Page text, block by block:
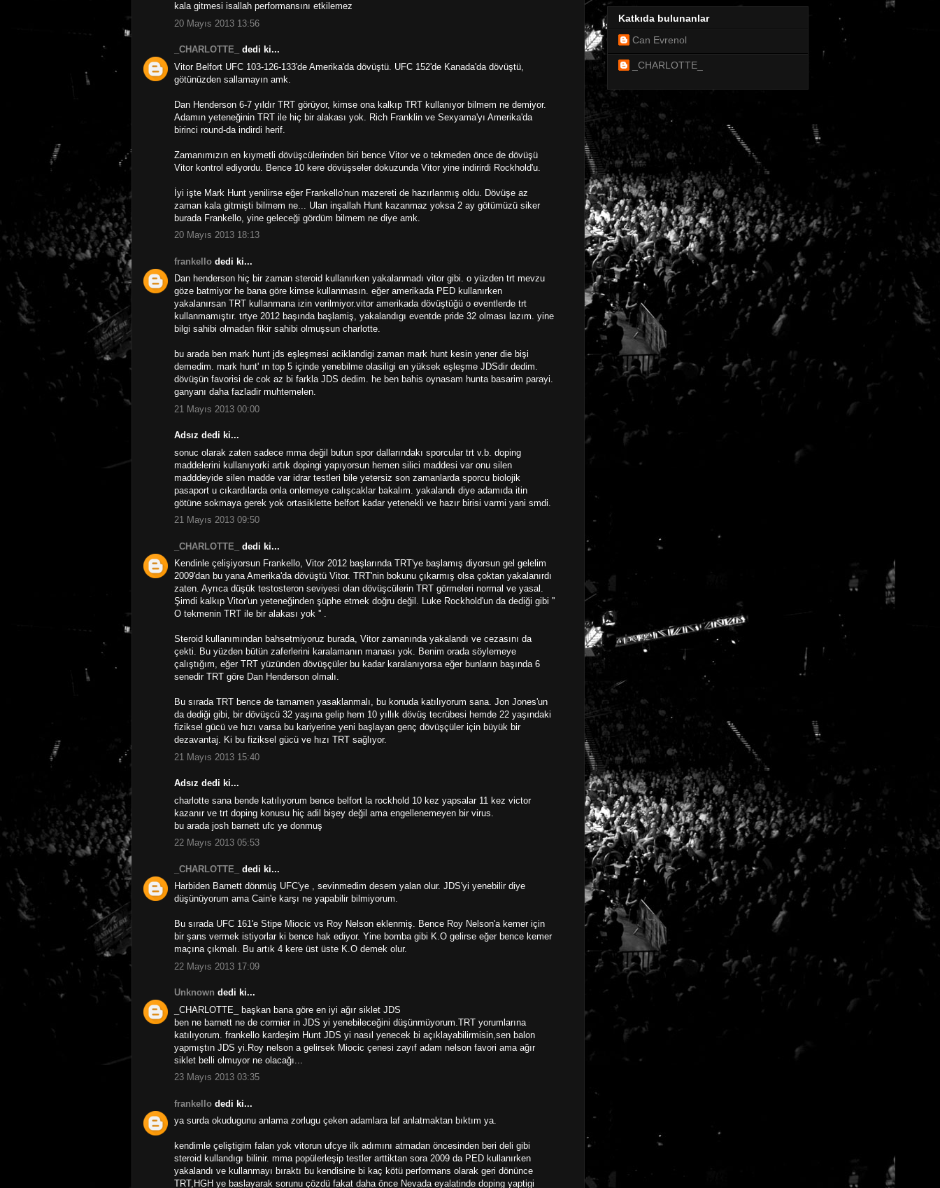
kala gitmesi isallah performansını etkilemez
20 Mayıs 2013 13:56
_CHARLOTTE_
dedi ki...
Vitor Belfort UFC 103-126-133'de Amerika'da dövüştü. UFC 152'de Kanada'da dövüştü,
götünüzden sallamayın amk.
Dan Henderson 6-7 yıldır TRT görüyor, kimse ona kalkıp TRT kullanıyor bilmem ne demiyor.
Adamın yeteneğinin TRT ile hiç bir alakası yok. Rich Franklin ve Sexyama'yı Amerika'da
birinci round-da indirdi herif.
Zamanımızın en kıymetli dövüşcülerinden biri bence Vitor ve o tekmeden önce de dövüşü
Vitor kontrol ediyordu. Bence 10 kere dövüşseler dokuzunda Vitor yine indirirdi Rockhold'u.
İyi işte Mark Hunt yenilirse eğer Frankello'nun mazereti de hazırlanmış oldu. Dövüşe az
zaman kala gitmişti bilmem ne... Ulan inşallah Hunt kazanmaz yoksa 2 ay götümüzü siker
burada Frankello, yine geleceği gördüm bilmem ne diye amk.
20 Mayıs 2013 18:13
frankello dedi ki...
Dan henderson hiç bir zaman steroid kullanırken yakalanmadı vitor gibi. o yüzden trt mevzu
göze batmiyor he bana göre kimse kullanmasın. eğer amerikada PED kullanırken
yakalanırsan TRT kullanmana izin verilmiyor.vitor amerikada dövüştüğü o eventlerde trt
kullanmamıştır. trtye 2012 başında başlamiş, yakalandıgı eventde pride 32 olması lazım. yine
bilgi sahibi olmadan fikir sahibi olmuşsun charlotte.
bu arada ben mark hunt jds eşleşmesi aciklandigi zaman mark hunt kesin yener die bişi
demedim. mark hunt' ın top 5 içinde yenebilme olasiligi en yüksek eşleşme JDSdir dedim.
dövüşün favorisi de cok az bi farkla JDS dedim. he ben bahis oynasam hunta basarim parayi.
ganyanı daha fazladir muhtemelen.
21 Mayıs 2013 00:00
Adsız dedi ki...
sonuc olarak zaten sadece mma değil butun spor dallarındakı sporcular trt v.b. doping
maddelerini kullanıyorki artık dopingi yapıyorsun hemen silici maddesi var onu silen
madddeyide silen madde var idrar testleri bile yetersiz son zamanlarda sporcu biolojik
pasaport u cıkardılarda onla onlemeye calışcaklar bakalım. yakalandı diye adamıda itin
götüne sokmaya gerek yok ortasiklette belfort kadar yetenekli ve hazır birisi varmi yani smdi.
21 Mayıs 2013 09:50
_CHARLOTTE_
dedi ki...
Kendinle çelişiyorsun Frankello, Vitor 2012 başlarında TRT'ye başlamış diyorsun gel gelelim
2009'dan bu yana Amerika'da dövüştü Vitor. TRT'nin bokunu çıkarmış olsa çoktan yakalanırdı
zaten. Ayrıca düşük testosteron seviyesi olan dövüşcülerin TRT görmeleri normal ve yasal.
Şimdi kalkıp Vitor'un yeteneğinden şüphe etmek doğru değil. Luke Rockhold'un da dediği gibi ''
O tekmenin TRT ile bir alakası yok '' .
Steroid kullanımından bahsetmiyoruz burada, Vitor zamanında yakalandı ve cezasını da
çekti. Bu yüzden bütün zaferlerini karalamanın manası yok. Benim orada söylemeye
çalıştığım, eğer TRT yüzünden dövüşçüler bu kadar karalanıyorsa eğer bunların başında 6
senedir TRT göre Dan Henderson olmalı.
Bu sırada TRT bence de tamamen yasaklanmalı, bu konuda katılıyorum sana. Jon Jones'un
da dediği gibi, bir dövüşcü 32 yaşına gelip hem 10 yıllık dövüş tecrübesi hemde 22 yaşındaki
fiziksel gücü ve hızı varsa bu kariyerine yeni başlayan genç dövüşçüler için büyük bir
dezavantaj. Ki bu fiziksel gücü ve hızı TRT sağlıyor.
21 Mayıs 2013 15:40
Adsız dedi ki...
charlotte sana bende katılıyorum bence belfort la rockhold 10 kez yapsalar 11 kez victor
kazanır ve trt doping konusu hiç adil bişey değil ama engellenemeyen bir virus.
bu arada josh barnett ufc ye donmuş
22 Mayıs 2013 05:53
_CHARLOTTE_
dedi ki...
Harbiden Barnett dönmüş UFC'ye , sevinmedim desem yalan olur. JDS'yi yenebilir diye
düşünüyorum ama Cain'e karşı ne yapabilir bilmiyorum.
Bu sırada UFC 161'e Stipe Miocic vs Roy Nelson eklenmiş. Bence Roy Nelson'a kemer için
bir şans vermek istiyorlar ki bence hak ediyor. Yine bomba gibi K.O gelirse eğer bence kemer
maçına çıkmalı. Bu artık 4 kere üst üste K.O demek olur.
22 Mayıs 2013 17:09
Unknown dedi ki...
_CHARLOTTE_ başkan bana göre en iyi ağır siklet JDS
ben ne barnett ne de cormier in JDS yi yenebileceğini düşünmüyorum.TRT yorumlarına
katılıyorum. frankello kardeşim Hunt JDS yi nasıl yenecek bi açıklayabilirmisin,sen balon
yapmıştın JDS yi.Roy nelson a gelirsek Miocic çenesi zayıf adam nelson favori ama ağır
siklet belli olmuyor ne olacağı...
23 Mayıs 2013 03:35
frankello dedi ki...
ya surda okudugunu anlama zorlugu çeken adamlara laf anlatmaktan bıktım ya.
kendimle çeliştigim falan yok vitorun ufcye ilk adımını atmadan öncesinden beri deli gibi
steroid kullandıgı bilinir. mma popülerleşip testler arttiktan sora 2009 da PED kullanırken
yakalandı ve kullanmayı bıraktı bu kendisine bi kaç kötü performans olarak geri dönünce
TRT,HGH ye baslayarak sorunu çözdü fakat daha önce Nevada eyalatinde doping yaptigi
Katkıda bulunanlar
Can Evrenol
_CHARLOTTE_